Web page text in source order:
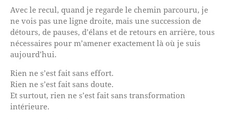
Avec le recul, quand je regarde le chemin parcouru, je
ne vois pas une ligne droite, mais une succession de
détours, de pauses, d’élans et de retours en arrière, tous
nécessaires pour m’amener exactement là où je suis
aujourd’hui.
Rien ne s’est fait sans effort.
Rien ne s’est fait sans doute.
Et surtout, rien ne s’est fait sans transformation
intérieure.